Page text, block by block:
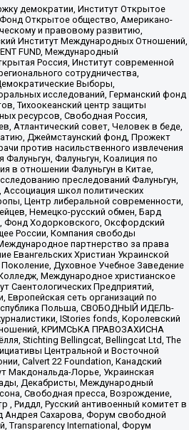
демократии, Институт Открытое
Открытое общество, Американо-
и правовому развитию,
Институт Международных Отношений,
FUND, Международный
Россия, Институт современной
сотрудничества,
Выборы,
исследований, Германский фонд
Тихоокеанский центр защиты
ресурсов, Свободная Россия,
Атлантический совет, Человек в беде,
Джеймстаунский фонд, Прожект
против насильственного извлечения
Фалуньгун, Коалиция по
в отношении Фалуньгун в Китае,
преследований Фалуньгун,
школ политических
Центр либеральной современности,
Немецко-русский обмен, Бард
Фонд Ходорковского, Оксфордский
России, Компания свободы
партнерство за права
Евангельских Христиан Украинской
Духовное Учебное Заведение
Международное христианское
Саентологических Предприятий,
Европейская сеть организаций по
Польша, СВОБОДНЫЙ ИДЕЛЬ-
IStories fonds, Королевский
КРИМСЬКА ПРАВОЗАХИСНА
Stichting Bellingcat, Bellingcat Ltd, The
Центральной и Восточной
Calvert 22 Foundation, Канадский
Макдональда-Лорье, Украинская
Декабристы, Международный
Свободная пресса, Возрождение,
, Риддл, Русский антивоенный комитет в
Сахарова, Форум свободной
Transparеncy International, Форум